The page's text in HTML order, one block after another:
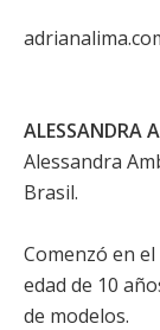
ALESSANDRA
Alessandra
Brasil.
Comenzó en
edad de 10
de modelos.